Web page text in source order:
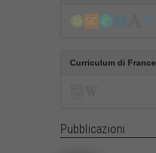
Curriculum di
Pubblicazioni